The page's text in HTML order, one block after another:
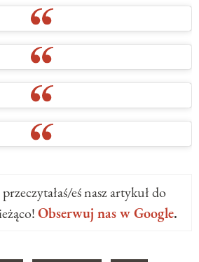
eś nasz artykuł do
Obserwuj nas w Google.